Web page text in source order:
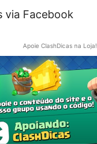
via Facebook
Apoie ClashDicas na Loja!